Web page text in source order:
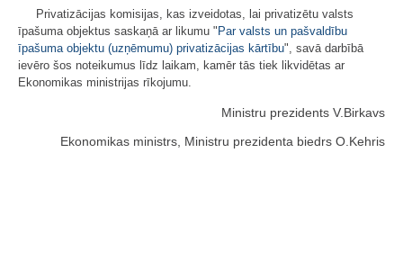
Privatizācijas komisijas, kas izveidotas, lai privatizētu valsts
īpašuma objektus saskaņā ar likumu " Par valsts un pašvaldību
īpašuma objektu (uzņēmumu) privatizācijas kārtību", savā darbībā
ievēro šos noteikumus līdz laikam, kamēr tās tiek likvidētas ar
Ekonomikas ministrijas rīkojumu.
Ministru prezidents V.Birkavs
Ekonomikas ministrs, Ministru prezidenta biedrs O.Kehris